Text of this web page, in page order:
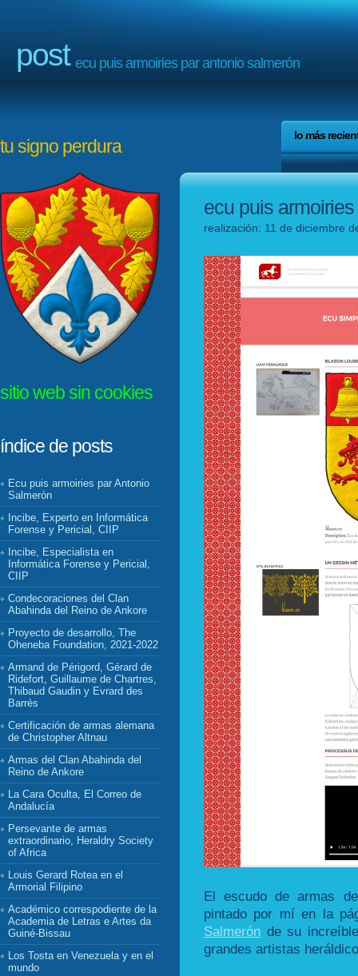
post ecu puis armoiries par antonio salmerón
lo más
tu signo perdura
sitio web sin cookies
índice de posts
Ecu puis armoiries par Antonio
Salmerón
Incibe, Experto en Informática
Forense y Pericial, CIIP
Incibe, Especialista en
Informática Forense y Pericial,
CIIP
Condecoraciones del Clan
Abahinda del Reino de Ankore
Proyecto de desarrollo, The
Oheneba Foundation, 2021-2022
Armand de Périgord, Gérard de
Ridefort, Guillaume de Chartres,
Thibaud Gaudin y Evrard des
Barrès
Certificación de armas alemana
de Christopher Altnau
Armas del Clan Abahinda del
Reino de Ankore
La Cara Oculta, El Correo de
Andalucía
Persevante de armas
extraordinario, Heraldry Society
of Africa
Louis Gerard Rotea en el
Armorial Filipino
Académico correspodiente de la
Academia de Letras e Artes da
Guiné-Bissau
Los Tosta en Venezuela y en el
mundo
ecu puis
realización: 11 de diciembre
El escudo de armas
pintado por mí en la
Salmerón de su
grandes artistas